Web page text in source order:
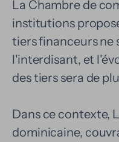
La Chambre de
institutions
tiers financeurs ne
l'interdisant, et
des tiers sera de
Dans ce contexte,
dominicaine,